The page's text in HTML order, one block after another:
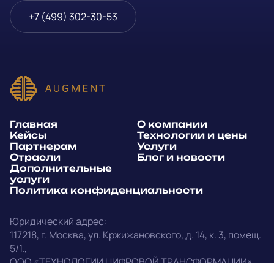
Написать в Telegram
outstaff@augment-tech.ru
+7 (499) 302-30-53
Юридический адрес:
117218, г. Москва,ул. Кржижановского, д. 14, к. 3, помещ.
5/1.,
Главная
О компании
Кейсы
Технологии и цены
Партнерам
Услуги
Отрасли
Блог и новости
Дополнительные
услуги
Политика конфиденциальности
Телефон*
E-mail
Telegram
WhatsApp
E-mail
Позвонить
Напишите, какие специалисты, в каком количестве и как
срочно нужны на ваш проект
Прикрепить файл